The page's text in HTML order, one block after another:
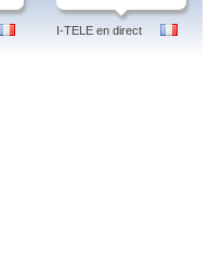
I-TELE en direct